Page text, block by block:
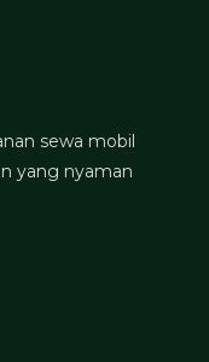
sewa mobil
yang nyaman